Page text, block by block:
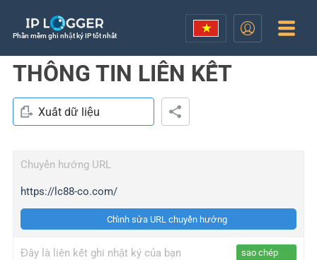
Phần mềm ghi nhật ký IP tốt nhất
THÔNG TIN LIÊN KẾT
Xuất dữ liệu
Chuyển hướng URL
https://lc88-co.com/
Chỉnh sửa URL chuyển hướng
Đây là liên kết ghi nhật ký của bạn sao chép